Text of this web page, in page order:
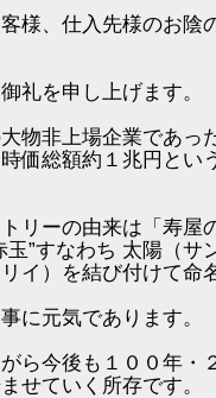
様、仕入先様のお陰
礼を申し上げます。
物非上場企業であっ
価総額約１兆円とい
リーの由来は「寿屋
玉”すなわち 太陽（
イ）を結び付けて命
に元気であります。
ら今後も１００年・
せていく所存です。